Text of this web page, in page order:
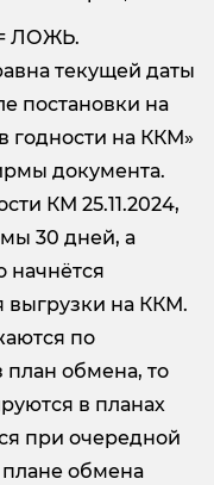
= ЛОЖЬ.
текущей даты
постановки на
годности на ККМ»
документа.
КМ 25.11.2024,
30 дней, а
начнётся
на ККМ.
по
обмена, то
в планах
при очередной
обмена